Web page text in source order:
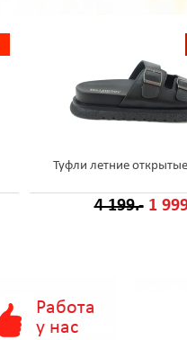
Туфли летние
4 199.- 1
Работа
у нас